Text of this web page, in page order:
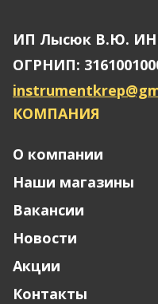
ИП Лысюк В.Ю.
ОГРНИП:
КОМПАНИЯ
О компании
Наши магазины
Вакансии
Новости
Акции
Контакты